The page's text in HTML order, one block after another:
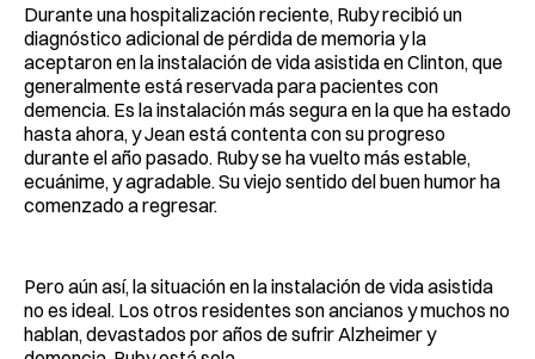
Durante una hospitalización reciente, Ruby recibió un
diagnóstico adicional de pérdida de memoria y la
aceptaron en la instalación de vida asistida en Clinton, que
generalmente está reservada para pacientes con
demencia. Es la instalación más segura en la que ha estado
hasta ahora, y Jean está contenta con su progreso
durante el año pasado. Ruby se ha vuelto más estable,
ecuánime, y agradable. Su viejo sentido del buen humor ha
comenzado a regresar.
Pero aún así, la situación en la instalación de vida asistida
no es ideal. Los otros residentes son ancianos y muchos no
hablan, devastados por años de sufrir Alzheimer y